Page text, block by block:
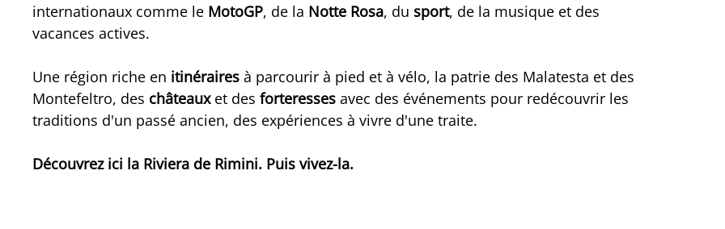
internationaux comme le MotoGP, de la Notte Rosa, dusport, de la musique et des
vacances actives.
Une région riche en itinéraires à parcourir à pied et à vélo, la patrie des Malatesta et des
Montefeltro, des châteauxet desforteresses avec des événements pour redécouvrir les
traditions d'un passé ancien, des expériences à vivre d'une traite.
Découvrez ici la Riviera de Rimini. Puis vivez-la.